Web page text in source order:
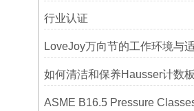
行业认证